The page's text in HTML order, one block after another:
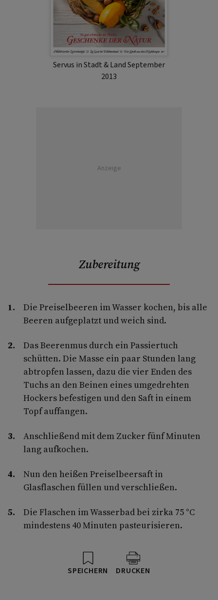
Servus in Stadt & Land September
2013
Anzeige
Zubereitung
Die Preiselbeeren im Wasser kochen, bis alle
Beeren aufgeplatzt und weich sind.
Das Beerenmus durch ein Passiertuch
schütten. Die Masse ein paar Stunden lang
abtropfen lassen, dazu die vier Enden des
Tuchs an den Beinen eines umgedrehten
Hockers befestigen und den Saft in einem
Topf auffangen.
Anschließend mit dem Zucker fünf Minuten
lang aufkochen.
Nun den heißen Preiselbeersaft in
Glasflaschen füllen und verschließen.
Die Flaschen im Wasserbad bei zirka 75 °C
mindestens 40 Minuten pasteurisieren.
SPEICHERN DRUCKEN